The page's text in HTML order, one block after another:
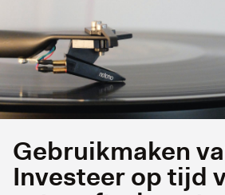
Gebruikmaken
Investeer op tijd